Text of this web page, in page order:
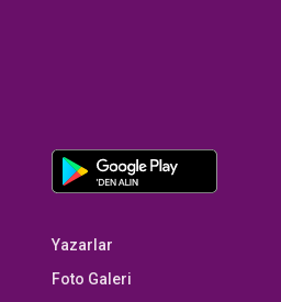
Yazarlar
Foto Galeri